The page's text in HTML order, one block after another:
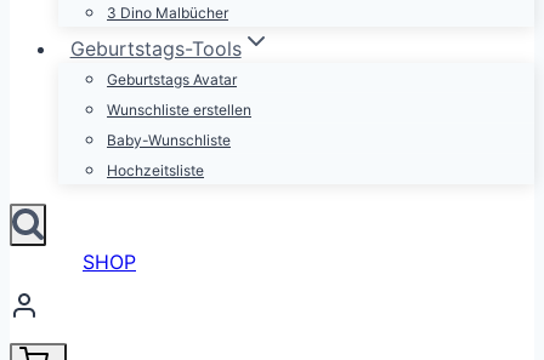
3 Dino Malbücher
Geburtstags-Tools
Geburtstags Avatar
Wunschliste erstellen
Baby-Wunschliste
Hochzeitsliste
SHOP